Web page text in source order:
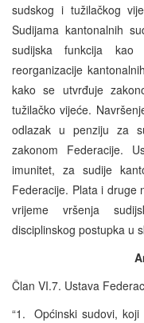
sudskog i tužilačkog
Sudijama kantonalnih
sudijska funkcija
reorganizacije
kako se utvrđuje
tužilačko vijeće.
odlazak u penziju za
zakonom Federacije.
imunitet, za sudije
Federacije. Plata i druge
vrijeme vršenja
disciplinskog postupka u
Član VI.7. Ustava
“1. Općinski sudovi,